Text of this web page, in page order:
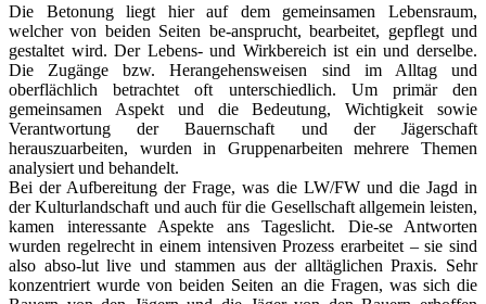
Die Betonung liegt hier auf dem gemeinsamen Lebensraum,
welcher von beiden Seiten be-ansprucht, bearbeitet, gepflegt und
gestaltet wird. Der Lebens- und Wirkbereich ist ein und derselbe.
Die Zugänge bzw. Herangehensweisen sind im Alltag und
oberflächlich betrachtet oft unterschiedlich. Um primär den
gemeinsamen Aspekt und die Bedeutung, Wichtigkeit sowie
Verantwortung der Bauernschaft und der Jägerschaft
herauszuarbeiten, wurden in Gruppenarbeiten mehrere Themen
analysiert und behandelt.
Bei der Aufbereitung der Frage, was die LW/FW und die Jagd in
der Kulturlandschaft und auch für die Gesellschaft allgemein leisten,
kamen interessante Aspekte ans Tageslicht. Die-se Antworten
wurden regelrecht in einem intensiven Prozess erarbeitet – sie sind
also abso-lut live und stammen aus der alltäglichen Praxis. Sehr
konzentriert wurde von beiden Seiten an die Fragen, was sich die